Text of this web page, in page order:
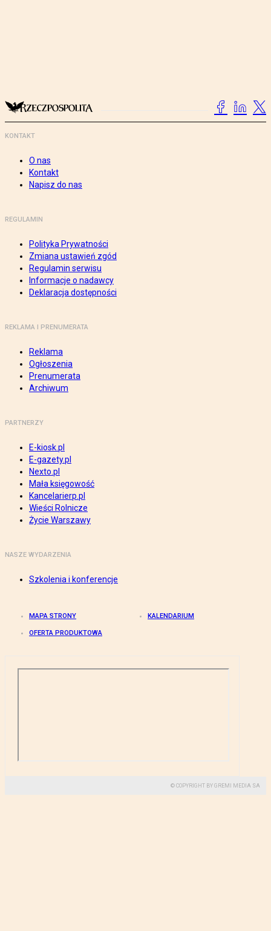
KONTAKT
O nas
Kontakt
Napisz do nas
REGULAMIN
Polityka Prywatności
Zmiana ustawień zgód
Regulamin serwisu
Informacje o nadawcy
Deklaracja dostępności
REKLAMA I PRENUMERATA
Reklama
Ogłoszenia
Prenumerata
Archiwum
PARTNERZY
E-kiosk.pl
E-gazety.pl
Nexto.pl
Mała księgowość
Kancelarierp.pl
Wieści Rolnicze
Życie Warszawy
NASZE WYDARZENIA
Szkolenia i konferencje
MAPA STRONY KALENDARIUM
OFERTA PRODUKTOWA
© COPYRIGHT BY GREMI MEDIA SA